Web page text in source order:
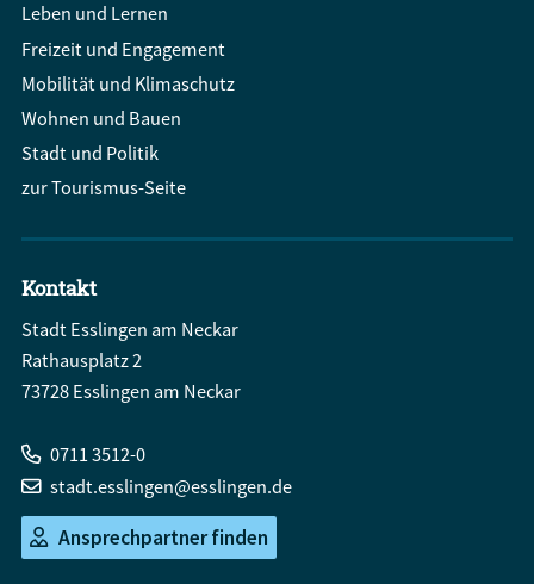
Leben und Lernen
Freizeit und Engagement
Mobilität und Klimaschutz
Wohnen und Bauen
Stadt und Politik
zur Tourismus-Seite
Kontakt
Stadt Esslingen am Neckar
Rathausplatz 2
73728 Esslingen am Neckar
0711 3512-0
stadt.esslingen@esslingen.de
Ansprechpartner finden